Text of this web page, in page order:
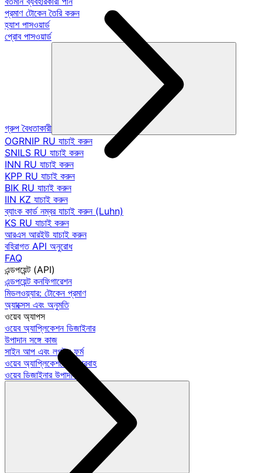
প্রমাণ টোকেন তৈরি করুন
হ্যাশ পাসওয়ার্ড
প্রোব পাসওয়ার্ড
গ্রুপ বৈধতাকারী
OGRNIP RU যাচাই করুন
SNILS RU যাচাই করুন
INN RU যাচাই করুন
KPP RU যাচাই করুন
BIK RU যাচাই করুন
IIN KZ যাচাই করুন
ব্যাংক কার্ড নম্বর যাচাই করুন (Luhn)
KS RU যাচাই করুন
আরএস আরইউ যাচাই করুন
বহিরাগত API অনুরোধ
FAQ
এন্ডপয়েন্ট (API)
এন্ডপয়েন্ট কনফিগারেশন
মিডলওয়্যার: টোকেন প্রমাণ
অ্যাক্সেস এবং অনুমতি
ওয়েব অ্যাপস
ওয়েব অ্যাপ্লিকেশন ডিজাইনার
উপাদান সঙ্গে কাজ
সাইন আপ এবং লগইন ফর্ম
ওয়েব অ্যাপ্লিকেশনে কর্মপ্রবাহ
ওয়েব ডিজাইনার উপাদান